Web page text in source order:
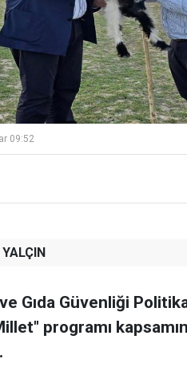
09:52
Gıda Güvenliği
programı